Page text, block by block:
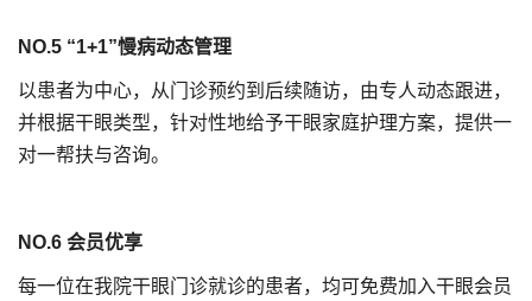
NO.5 “1+1”慢病动态管理
以患者为中心，从门诊预约到后续随访，由专人动态跟进，
并根据干眼类型，针对性地给予干眼家庭护理方案，提供一
对一帮扶与咨询。
NO.6 会员优享
每一位在我院干眼门诊就诊的患者，均可免费加入干眼会员